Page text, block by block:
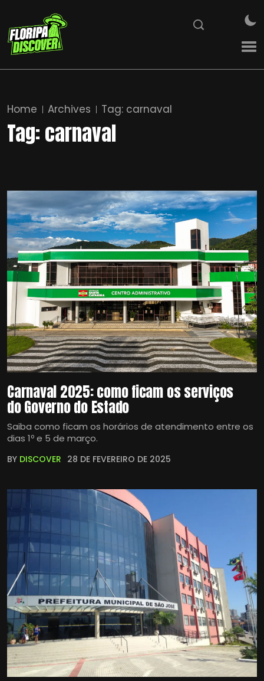
Home Archives Tag: carnaval
Tag:carnaval
Carnaval 2025: como ficam os serviços
do Governo do Estado
Saiba como ficam os horários de atendimento entre os
dias 1º e 5 de março.
BY DISCOVER 28 DE FEVEREIRO DE 2025